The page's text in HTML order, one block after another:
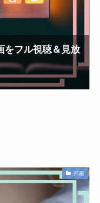
をフル視聴＆見放
邦画